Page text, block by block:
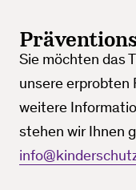
Sie möchten das
unsere erprobten
weitere
stehen wir Ihnen